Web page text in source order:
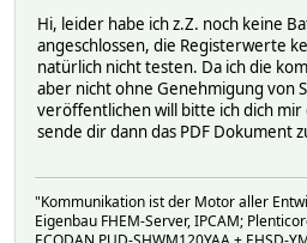
Hi, leider habe ich z.Z. noch keine
angeschlossen, die Registerwerte
natürlich nicht testen. Da ich die
aber nicht ohne Genehmigung von
veröffentlichen will bitte ich dich mir
sende dir dann das PDF Dokument
"Kommunikation ist der Motor aller
Eigenbau FHEM-Server, IPCAM;